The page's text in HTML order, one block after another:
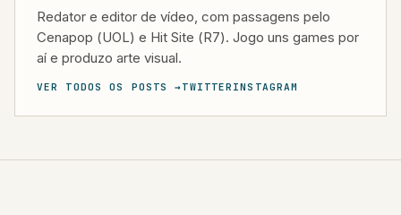
Redator e editor de vídeo, com passagens pelo
Cenapop (UOL) e Hit Site (R7). Jogo uns games por
aí e produzo arte visual.
VER TODOS OS POSTS →TWITTER INSTAGRAM